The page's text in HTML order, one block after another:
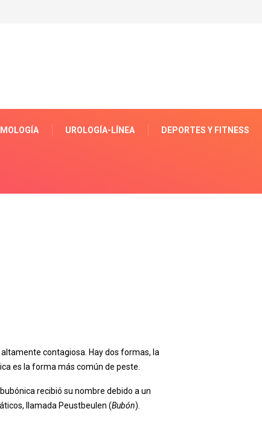
UROLOGÍA-LÍNEA DEPORTES Y FITNESS
contagiosa. Hay dos formas, la
es la forma más común de peste.
recibió su nombre debido a un
llamada Peustbeulen (Bubón).